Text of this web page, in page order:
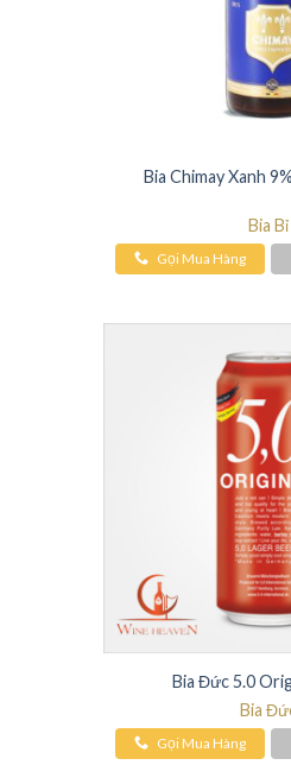
Bia Chimay Xanh
Bia Bỉ
Gọi Mua Hàng
Bia Đức 5.0
Bia
Gọi Mua Hàng